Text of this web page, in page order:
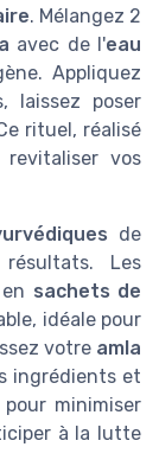
. Mélangez 2
avec de l'eau
Appliquez
laissez poser
rituel, réalisé
vos
de
Les
sachets de
idéale pour
votre amla
ingrédients et
pour minimiser
à la lutte